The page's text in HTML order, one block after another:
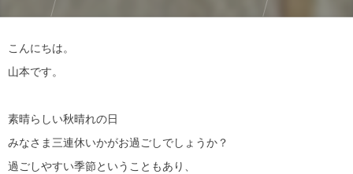
こんにちは。
山本です。
素晴らしい秋晴れの日
みなさま三連休いかがお過ごしでしょうか？
過ごしやすい季節ということもあり、